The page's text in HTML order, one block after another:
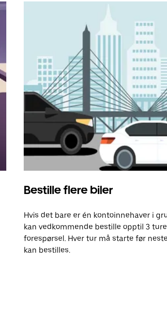
Bestille flere biler
Hvis det bare er én kontoinnehaver i
kan vedkommende bestille opptil 3
forespørsel. Hver tur må starte før
kan bestilles.